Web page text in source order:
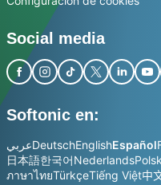
Social media
Softonic en:
عربيDeutschEnglishEspañol
日本語한국어Nederlands
ภาษาไทยTürkçeTiếng Việt中